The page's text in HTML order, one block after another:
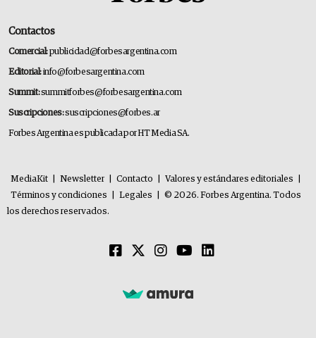
Contactos
Comercial:publicidad@forbesargentina.com
Editorial:info@forbesargentina.com
Summit:summitforbes@forbesargentina.com
Suscripciones:suscripciones@forbes.ar
Forbes Argentina es publicada por HT Media SA.
MediaKit Newsletter Contacto Valores y estándares editoriales
Términos y condiciones
Legales
© 2026. Forbes Argentina. Todos
los derechos reservados.